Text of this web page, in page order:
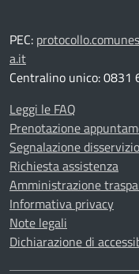
PEC:
a.it
Centralino unico: 0831
Leggi le FAQ
Prenotazione
Segnalazione disservizio
Richiesta assistenza
Amministrazione
Informativa privacy
Note legali
Dichiarazione di